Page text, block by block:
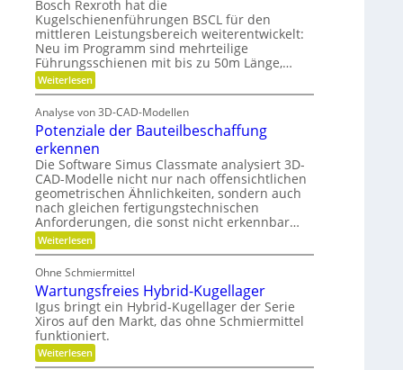
n
d
P
l
a
z
e
b
u
n
d
H
y
d
r
a
u
l
i
k
i
m
V
e
r
g
l
m
a
t
u
r
e
n
t
e
c
h
n
i
k
n
s
s
t
o
f
f
a
b
f
ä
l
l
e
e
r
m
e
i
d
Bosch Rexroth hat die
Kugelschienenführungen BSCL für den
mittleren Leistungsbereich weiterentwickelt:
Neu im Programm sind mehrteilige
Führungsschienen mit bis zu 50m Länge,…
Weiterlesen:
F
r
m
h
r
F
l
e
x
i
b
i
l
i
t
ä
t
Analyse von 3D-CAD-Modellen
Potenziale der Bauteilbeschaffung
erkennen
Die Software Simus Classmate analysiert 3D-
CAD-Modelle nicht nur nach offensichtlichen
geometrischen Ähnlichkeiten, sondern auch
nach gleichen fertigungstechnischen
Anforderungen, die sonst nicht erkennbar…
Weiterlesen:
P
t
e
n
z
i
a
l
e
Ohne Schmiermittel
Wartungsfreies Hybrid-Kugellager
Igus bringt ein Hybrid-Kugellager der Serie
Xiros auf den Markt, das ohne Schmiermittel
funktioniert.
Weiterlesen:
W